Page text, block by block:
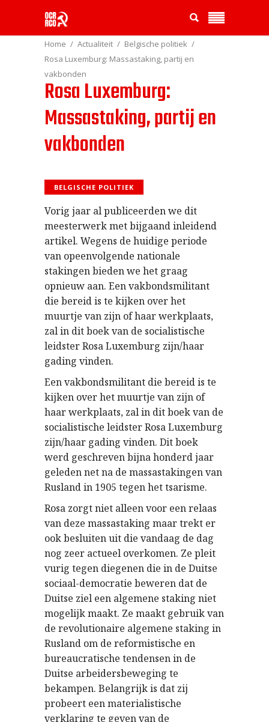
Home Actualiteit
Belgische politiek
Rosa Luxemburg: Massastaking, partij en
vakbonden
Rosa Luxemburg:
Massastaking, partij en
vakbonden
BELGISCHE POLITIEK
Vorig jaar al publiceerden we dit
meesterwerk met bijgaand inleidend
artikel. Wegens de huidige periode
van opeenvolgende nationale
stakingen bieden we het graag
opnieuw aan. Een vakbondsmilitant
die bereid is te kijken over het
muurtje van zijn of haar werkplaats,
zal in dit boek van de socialistische
leidster Rosa Luxemburg zijn/haar
gading vinden.
Een vakbondsmilitant die bereid is te
kijken over het muurtje van zijn of
haar werkplaats, zal in dit boek van de
socialistische leidster Rosa Luxemburg
zijn/haar gading vinden. Dit boek
werd geschreven bijna honderd jaar
geleden net na de massastakingen van
Rusland in 1905 tegen het tsarisme.
Rosa zorgt niet alleen voor een relaas
van deze massastaking maar trekt er
ook besluiten uit die vandaag de dag
nog zeer actueel overkomen. Ze pleit
vurig tegen diegenen die in de Duitse
sociaal-democratie beweren dat de
Duitse ziel een algemene staking niet
mogelijk maakt. Ze maakt gebruik van
de revolutionaire algemene staking in
Rusland om de reformistische en
bureaucratische tendensen in de
Duitse arbeidersbeweging te
bekampen. Belangrijk is dat zij
probeert een materialistische
verklaring te geven van de